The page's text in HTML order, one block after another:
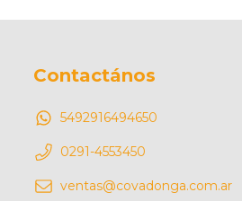
Contactános
5492916494650
0291-4553450
ventas@covadonga.com.ar